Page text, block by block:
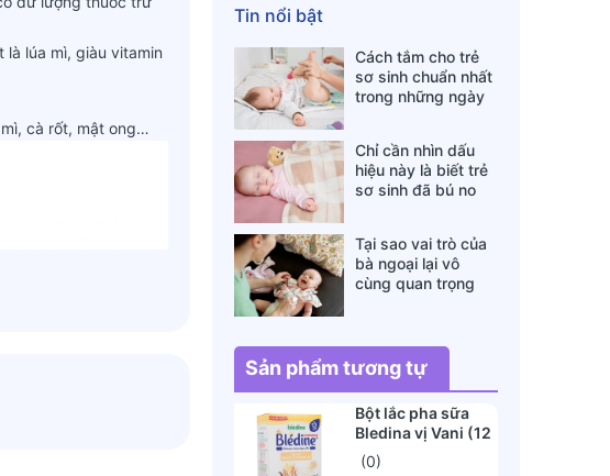
lúa mì, giàu vitamin
cà rốt, mật ong…
Tin nổi bật
Cách tắm cho trẻ
sơ sinh chuẩn nhất
trong những ngày
lòng
Chỉ cần nhìn dấu
hiệu này là biết trẻ
sơ sinh đã bú no
không biết
Tại sao vai trò của
bà ngoại lại vô
cùng quan trọng
bất ngờ
Sản phẩm tương tự
Bột lắc pha sữa
Bledina vị Vani (12
tháng)
(0)